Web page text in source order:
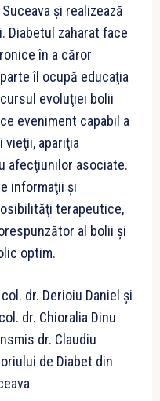
şi realizează
Diabetul zaharat face
în a căror
îl ocupă educaţia
evoluţiei bolii
eveniment capabil a
vieţii, apariţia
afecţiunilor asociate.
informaţii şi
terapeutice,
al bolii şi
optim.
dr. Derioiu Daniel şi
dr. Chioralia Dinu
dr. Claudiu
de Diabet din